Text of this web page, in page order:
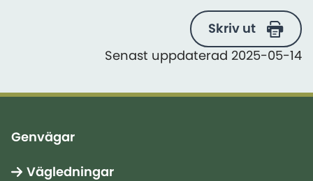
Skriv ut
Senast uppdaterad 2025-05-14
Genvägar
Vägledningar